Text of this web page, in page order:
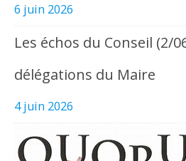
6 juin 2026
Les échos du Conseil (2/
délégations du Maire
4 juin 2026